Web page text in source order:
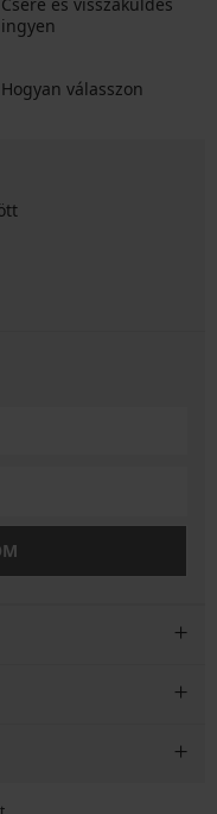
ingyen
Hogyan válasszon